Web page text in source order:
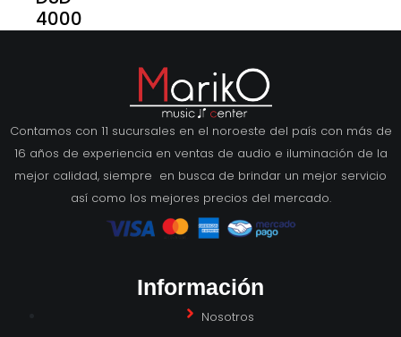
4000
Contamos con 11 sucursales en el noroeste del país con más de
16 años de experiencia en ventas de audio e iluminación de la
mejor calidad, siempre en busca de brindar un mejor servicio
así como los mejores precios del mercado.
Información
Nosotros